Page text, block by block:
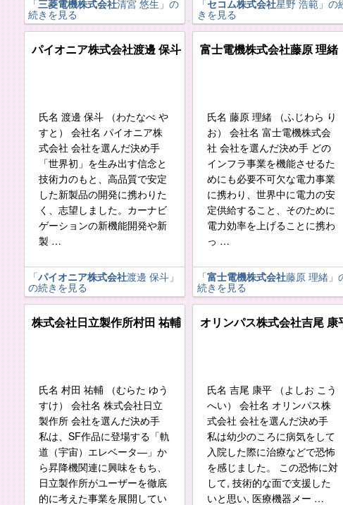
「三菱電機株式会社清宮 悠生 」の
続きを見る
「セコム株式会社星野 浩範 」の
きを見る
パイオニア株式会社渡邊 保斗
氏名 渡邊 保斗 （わたなべ や
すと） 会社名 パイオニア株
式会社 会社を選んだ決め手
「世界初」を生み出す信念と
技術力のもと、高品質で安定
した新製品の開発に携わりた
く、志望しました。カーナビ
ゲーションの新機能開発や新
製 …
「パイオニア株式会社渡邊 保斗 」
の続きを見る
富士電機株式会社藤原 理緒
氏名 藤原 理緒 （ふじわら り
お） 会社名 富士電機株式会
社 会社を選んだ決め手 どの
インフラ事業を機能させるた
めにも必要不可欠な電力事業
に携わり、世界中に電力の安
定供給すること、そのために
電力効率を上げることに携わ
っ …
「富士電機株式会社藤原 理緒」
続きを見る
株式会社日立製作所村田 祐輔
氏名 村田 祐輔 （むらた ゆう
すけ） 会社名 株式会社日立
製作所 会社を選んだ決め手
私は、SF作品に登場する「軌
道（宇宙）エレベータ―」か
ら昇降機関連に興味をもち、
日立製作所がユーザーを徹底
的に考えた事業を展開してい
オリンパス株式会社吉尾 康
氏名 吉尾 康平 （よしお こう
へい） 会社名 オリンパス株
式会社 会社を選んだ決め手
私は幼少のころに病気をして
入院した際に治療などで恐怖
を感じました。 この恐怖に対
して, 技術的な面で支援した
いと思い, 医療機器メー …